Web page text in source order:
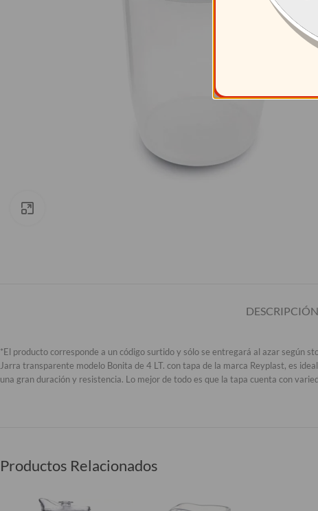
DESCRIPCIÓN
*El producto corresponde a un código surtido y sólo se entregará al azar según
Jarra transparente modelo Bonita de 4 LT. con tapa de la marca Reyplast, es
una gran duración y resistencia. Lo mejor de todo es que la tapa cuenta con
Productos Relacionados